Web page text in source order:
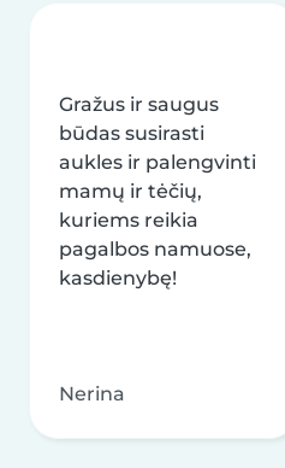
Gražus ir saugus
būdas susirasti
aukles ir palengvinti
mamų ir tėčių,
kuriems reikia
pagalbos namuose,
kasdienybę!
Nerina